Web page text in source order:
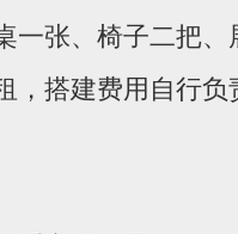
张、椅子二把、
搭建费用自行负